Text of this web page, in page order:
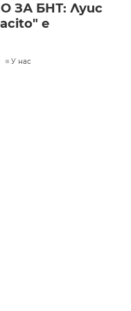
ЗА БНТ: Луис
е
У нас